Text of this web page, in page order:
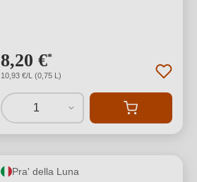
8,20 €*
10,93 €/L (0,75 L)
1
Pra' della Luna